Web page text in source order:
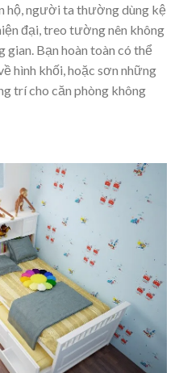
hộ, người ta thường dùng kệ
đại, treo tường nên không
gian. Bạn hoàn toàn có thể
hình khối, hoặc sơn những
trí cho căn phòng không